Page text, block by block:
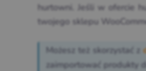
hurtowni. Jeśli w ofercie
twojego sklepu
Możesz też skorzystać z
zaimportować produkty